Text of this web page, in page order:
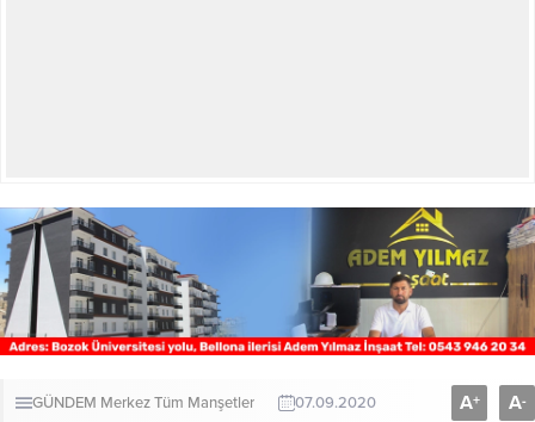
GÜNDEM MerkezTüm Manşetler 07.09.2020 A+ A-